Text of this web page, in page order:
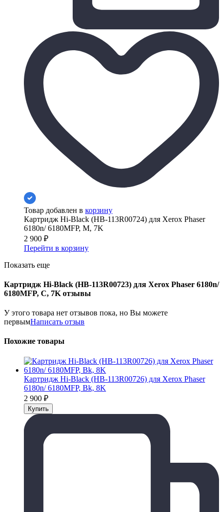
Товар добавлен в корзину
Картридж Hi-Black (HB-113R00724) для Xerox Phaser
6180n/ 6180MFP, M, 7K
2 900 ₽
Перейти в корзину
Показать еще
Картридж Hi-Black (HB-113R00723) для Xerox Phaser 6180n/
6180MFP, C, 7K отзывы
У этого товара нет отзывов пока, но Вы можете
первымНаписать отзыв
Похожие товары
Картридж Hi-Black (HB-113R00726) для Xerox Phaser
6180n/ 6180MFP, Bk, 8K
2 900 ₽